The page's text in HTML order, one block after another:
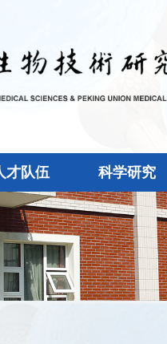
才队伍 科学研究